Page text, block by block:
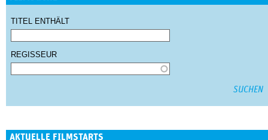
TITEL ENTHÄLT
REGISSEUR
AKTUELLE FILMSTARTS